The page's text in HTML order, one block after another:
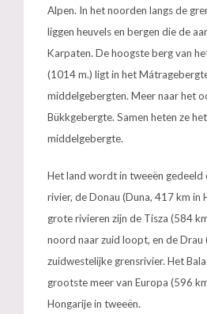
Alpen. In het noorden langs de
liggen heuvels en bergen die de
Karpaten. De hoogste berg van
(1014 m.) ligt in het
middelgebergten. Meer naar het
Bükkgebergte. Samen heten ze
middelgebergte.
Het land wordt in tweeën
rivier, de Donau (Duna, 417 km in
grote rivieren zijn de Tisza (584
noord naar zuid loopt, en de Drau
zuidwestelijke grensrivier. Het
grootste meer van Europa (596
Hongarije in tweeën.